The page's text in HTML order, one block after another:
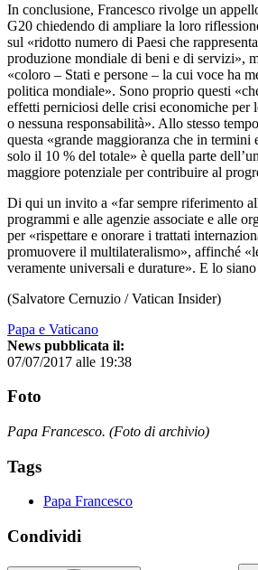
In conclusione, Francesco rivolge un
G20 chiedendo di ampliare la loro
sul «ridotto numero di Paesi che
produzione mondiale di beni e di servizi»,
«coloro – Stati e persone – la cui voce ha
politica mondiale». Sono proprio questi
effetti perniciosi delle crisi economiche per
o nessuna responsabilità». Allo stesso
questa «grande maggioranza che in termini
solo il 10 % del totale» è quella parte
maggiore potenziale per contribuire al
Di qui un invito a «far sempre riferimento
programmi e alle agenzie associate e alle
per «rispettare e onorare i trattati
promuovere il multilateralismo», affinché
veramente universali e durature». E lo
(Salvatore Cernuzio / Vatican Insider)
Papa e Vaticano
News pubblicata il:
07/07/2017 alle 19:38
Foto
Papa Francesco. (Foto di archivio)
Tags
Papa Francesco
Condividi